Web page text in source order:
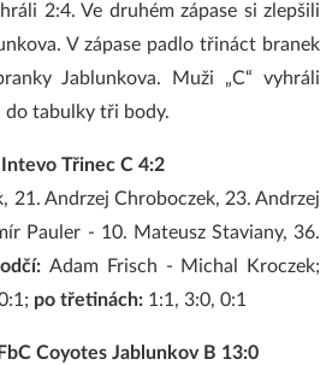
2:4. Ve druhém zápase si zlepšili
V zápase padlo třináct branek
Jablunkova. Muži „C“ vyhráli
do tabulky tři body.
Třinec C 4:2
21. Andrzej Chroboczek, 23. Andrzej
Pauler - 10. Mateusz Staviany, 36.
Adam Frisch - Michal Kroczek;
po třetinách: 1:1, 3:0, 0:1
Coyotes Jablunkov B 13:0